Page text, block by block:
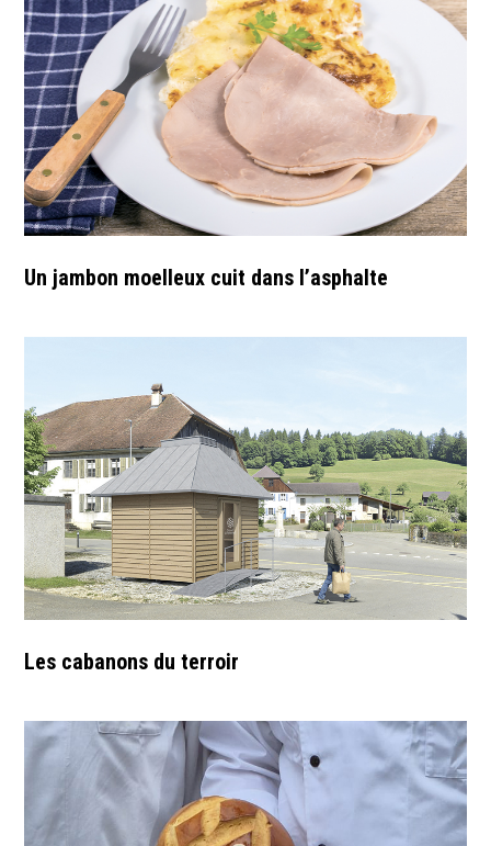
Un jambon moelleux cuit dans l’asphalte
Les cabanons du terroir